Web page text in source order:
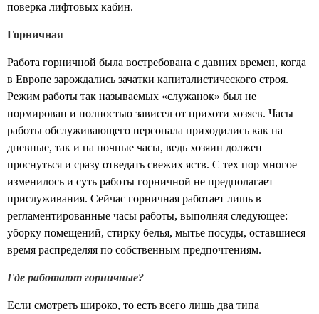
поверка лифтовых кабин.
Горничная
Работа горничной была востребована с давних времен, когда
в Европе зарождались зачатки капиталистического строя.
Режим работы так называемых «служанок» был не
нормирован и полностью зависел от прихоти хозяев. Часы
работы обслуживающего персонала приходились как на
дневные, так и на ночные часы, ведь хозяин должен
проснуться и сразу отведать свежих яств. С тех пор многое
изменилось и суть работы горничной не предполагает
прислуживания. Сейчас горничная работает лишь в
регламентированные часы работы, выполняя следующее:
уборку помещений, стирку белья, мытье посуды, оставшиеся
время распределяя по собственным предпочтениям.
Где работают горничные?
Если смотреть широко, то есть всего лишь два типа